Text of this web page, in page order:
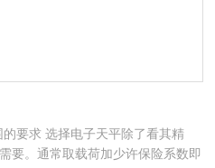
的要求 选择电子天平除了看其精
要。通常取载荷加少许保险系数即